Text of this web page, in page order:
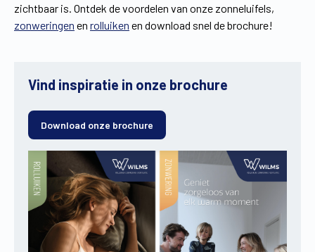
zichtbaar is. Ontdek de voordelen van onze zonneluifels,
zonweringen en rolluiken en download snel de brochure!
Vind inspiratie in onze brochure
Download onze brochure